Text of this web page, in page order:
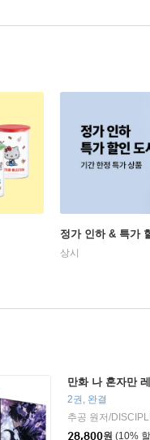
정가 인하 & 특가
상시
디앤씨웹툰비즈 | 2025년 10월 20
만화 나 혼자만
2권, 완결
추공 원저/
28,800원 (10%